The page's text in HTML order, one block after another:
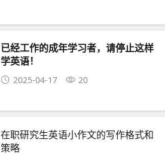
已经工作的成年学习者，请停止这样
学英语！
2025-04-17 20
在职研究生英语小作文的写作格式和
策略